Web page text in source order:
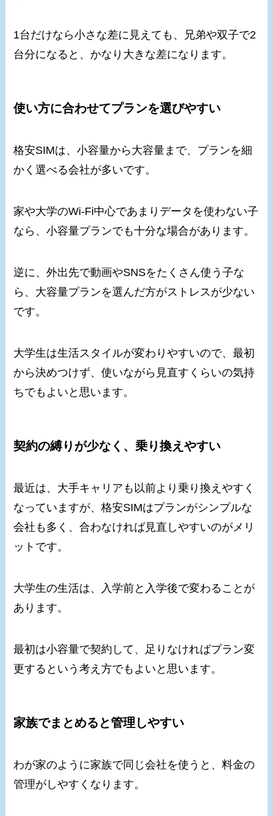
1台だけなら小さな差に見えても、兄弟や双子で2
台分になると、かなり大きな差になります。
使い方に合わせてプランを選びやすい
格安SIMは、小容量から大容量まで、プランを細
かく選べる会社が多いです。
家や大学のWi-Fi中心であまりデータを使わない子
なら、小容量プランでも十分な場合があります。
逆に、外出先で動画やSNSをたくさん使う子な
ら、大容量プランを選んだ方がストレスが少ない
です。
大学生は生活スタイルが変わりやすいので、最初
から決めつけず、使いながら見直すくらいの気持
ちでもよいと思います。
契約の縛りが少なく、乗り換えやすい
最近は、大手キャリアも以前より乗り換えやすく
なっていますが、格安SIMはプランがシンプルな
会社も多く、合わなければ見直しやすいのがメリ
ットです。
大学生の生活は、入学前と入学後で変わることが
あります。
最初は小容量で契約して、足りなければプラン変
更するという考え方でもよいと思います。
家族でまとめると管理しやすい
わが家のように家族で同じ会社を使うと、料金の
管理がしやすくなります。